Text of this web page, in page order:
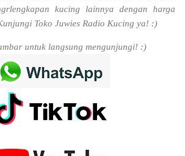
kucing lainnya dengan harga
Toko Juwies Radio Kucing ya! :)
untuk langsung mengunjungi! :)